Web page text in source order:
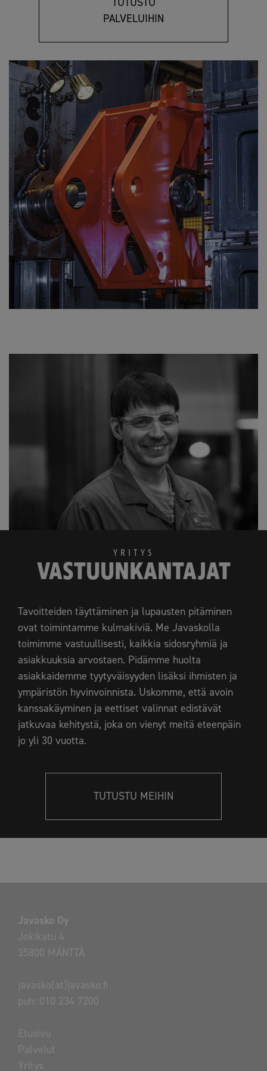
PALVELUIHIN
YRITYS
VASTUUNKANTAJAT
Tavoitteiden täyttäminen ja lupausten pitäminen
ovat toimintamme kulmakiviä. Me Javaskolla
toimimme vastuullisesti, kaikkia sidosryhmiä ja
asiakkuuksia arvostaen. Pidämme huolta
asiakkaidemme tyytyväisyyden lisäksi ihmisten ja
ympäristön hyvinvoinnista. Uskomme, että avoin
kanssakäyminen ja eettiset valinnat edistävät
jatkuvaa kehitystä, joka on vienyt meitä eteenpäin
jo yli 30 vuotta.
TUTUSTU MEIHIN
Javasko Oy
Jokikatu 4
35800 MÄNTTÄ
javasko(at)javasko.fi
puh: 010 234 7200
Etusivu
Palvelut
Yritys